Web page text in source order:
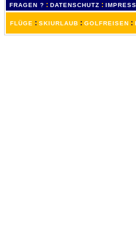
FRAGEN ? : DATENSCHUTZ :
FLÜGE : SKIURLAUB : GOLFREISEN :